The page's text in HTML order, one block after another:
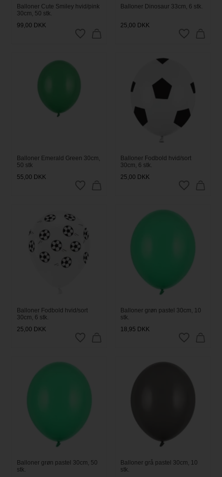
Balloner Cute Smiley hvid/pink
30cm, 50 stk.
99,00 DKK
Balloner Dinosaur 33cm, 6 stk.
25,00 DKK
Balloner Emerald Green 30cm,
50 stk
55,00 DKK
Balloner Fodbold hvid/sort
30cm, 6 stk.
25,00 DKK
Balloner Fodbold hvid/sort
30cm, 6 stk.
25,00 DKK
Balloner grøn pastel 30cm, 10
stk.
18,95 DKK
Balloner grøn pastel 30cm, 50
stk.
Balloner grå pastel 30cm, 10
stk.